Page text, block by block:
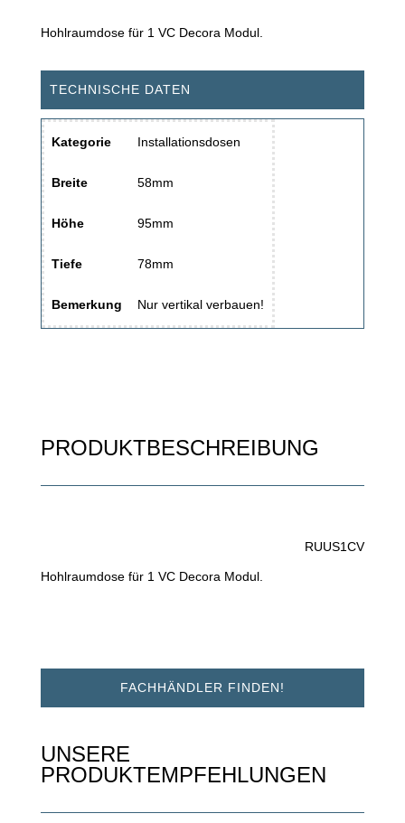
Hohlraumdose für 1 VC Decora Modul.
TECHNISCHE DATEN
Kategorie Installationsdosen
Breite 58mm
Höhe 95mm
Tiefe 78mm
Bemerkung Nur vertikal verbauen!
PRODUKTBESCHREIBUNG
RUUS1CV
Hohlraumdose für 1 VC Decora Modul.
FACHHÄNDLER FINDEN!
UNSERE
PRODUKTEMPFEHLUNGEN